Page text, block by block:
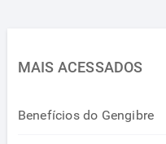
MAIS ACESSADOS
Benefícios do Gengibre